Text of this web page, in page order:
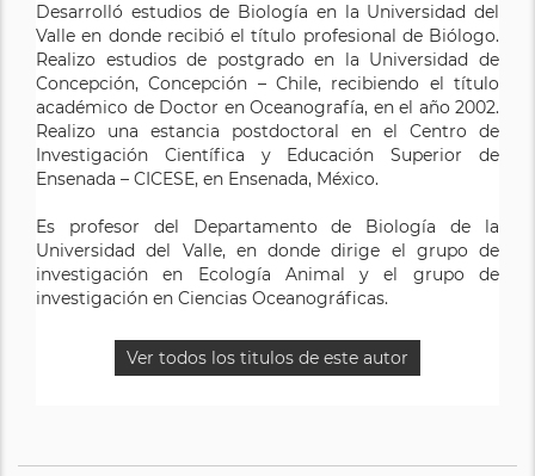
Desarrolló estudios de Biología en la Universidad del
Valle en donde recibió el título profesional de Biólogo.
Realizo estudios de postgrado en la Universidad de
Concepción, Concepción – Chile, recibiendo el título
académico de Doctor en Oceanografía, en el año 2002.
Realizo una estancia postdoctoral en el Centro de
Investigación Científica y Educación Superior de
Ensenada – CICESE, en Ensenada, México.
Es profesor del Departamento de Biología de la
Universidad del Valle, en donde dirige el grupo de
investigación en Ecología Animal y el grupo de
investigación en Ciencias Oceanográficas.
Ver todos los titulos de este autor
Desarrolló estudios de Biología en la Universidad del
Valle en donde recibió el título profesional de Biólogo.
Realizo estudios de postgrado en el Centro de
Investigación Científica y Educación Superior de
Ensenada – CICESE, en Ensenada, México, recibiendo el
título académico de Maestro en Ciencias en Ecología
Marina, en el 2010.
investigación en Ecología Animal y el grupo de
investigación en Ciencias Oceanográficas, del
Departamento de Biología de la Universidad del Valle.